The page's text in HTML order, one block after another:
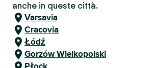
anche in queste città.
Varsavia
Cracovia
Łódź
Gorzów Wielkopolski